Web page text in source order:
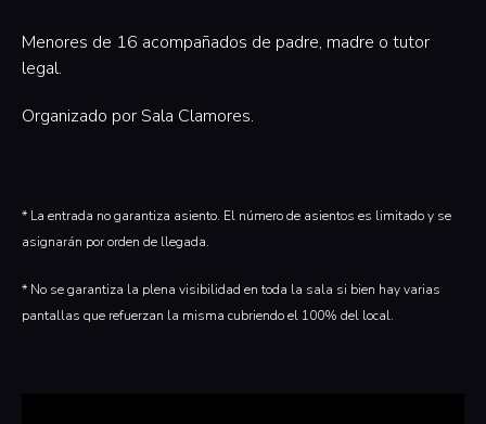
Menores de 16 acompañados de padre, madre o tutor
legal.
Organizado por Sala Clamores.
* La entrada no garantiza asiento. El número de asientos es limitado y se
asignarán por orden de llegada.
* No se garantiza la plena visibilidad en toda la sala si bien hay varias
pantallas que refuerzan la misma cubriendo el 100% del local.